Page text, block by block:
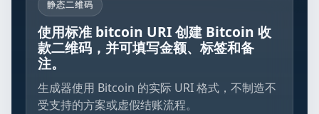
静态二维码
使用标准 bitcoin URI 创建 Bitcoin 收
款二维码，并可填写金额、标签和备
注。
生成器使用 Bitcoin 的实际 URI 格式，不制造不
受支持的方案或虚假结账流程。